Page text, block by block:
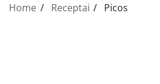
Home Receptai Picos